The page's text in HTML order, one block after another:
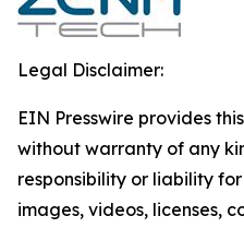
Legal Disclaimer:
EIN Presswire provides
without warranty of any
responsibility or liability
images, videos, licenses,